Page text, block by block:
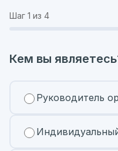
Шаг 1 из 4
Кем вы
Руководитель